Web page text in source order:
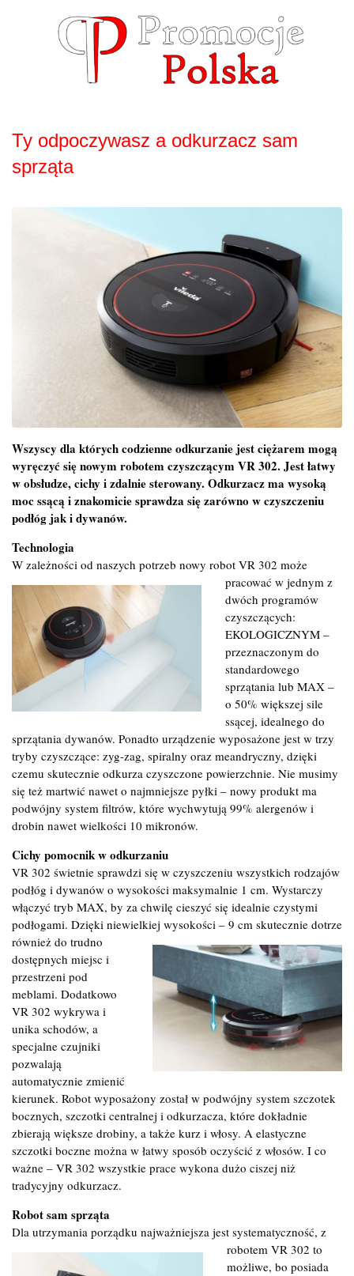
Ty odpoczywasz a odkurzacz sam
sprząta
Wszyscy dla których codzienne odkurzanie jest ciężarem mogą
wyręczyć się nowym robotem czyszczącym VR 302. Jest łatwy
w obsłudze, cichy i zdalnie sterowany. Odkurzacz ma wysoką
moc ssącą i znakomicie sprawdza się zarówno w czyszczeniu
podłóg jak i dywanów.
Technologia
W zależności od naszych potrzeb nowy robot VR 302 może
pracować w jednym z
dwóch programów
czyszczących:
EKOLOGICZNYM –
przeznaczonym do
standardowego
sprzątania lub MAX –
o 50% większej sile
ssącej, idealnego do
sprzątania dywanów. Ponadto urządzenie wyposażone jest w trzy
tryby czyszczące: zyg-zag, spiralny oraz meandryczny, dzięki
czemu skutecznie odkurza czyszczone powierzchnie. Nie musimy
się też martwić nawet o najmniejsze pyłki – nowy produkt ma
podwójny system filtrów, które wychwytują 99% alergenów i
drobin nawet wielkości 10 mikronów.
Cichy pomocnik w odkurzaniu
VR 302 świetnie sprawdzi się w czyszczeniu wszystkich rodzajów
podłóg i dywanów o wysokości maksymalnie 1 cm. Wystarczy
włączyć tryb MAX, by za chwilę cieszyć się idealnie czystymi
podłogami. Dzięki niewielkiej wysokości – 9 cm skutecznie dotrze
również do trudno
dostępnych miejsc i
przestrzeni pod
meblami. Dodatkowo
VR 302 wykrywa i
unika schodów, a
specjalne czujniki
pozwalają
automatycznie zmienić
kierunek. Robot wyposażony został w podwójny system szczotek
bocznych, szczotki centralnej i odkurzacza, które dokładnie
zbierają większe drobiny, a także kurz i włosy. A elastyczne
szczotki boczne można w łatwy sposób oczyścić z włosów. I co
ważne – VR 302 wszystkie prace wykona dużo ciszej niż
tradycyjny odkurzacz.
Robot sam sprząta
Dla utrzymania porządku najważniejsza jest systematyczność, z
robotem VR 302 to
możliwe, bo posiada